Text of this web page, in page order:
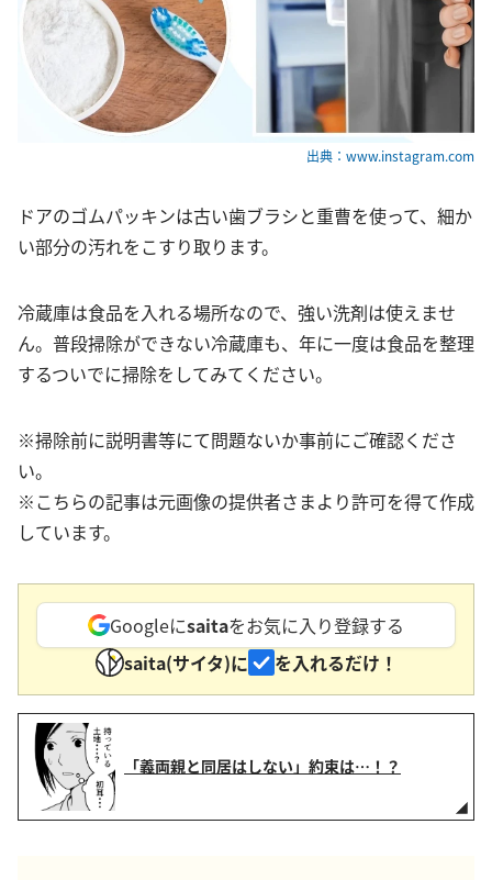
出典：www.instagram.com
ドアのゴムパッキンは古い歯ブラシと重曹を使って、細か
い部分の汚れをこすり取ります。
冷蔵庫は食品を入れる場所なので、強い洗剤は使えませ
ん。普段掃除ができない冷蔵庫も、年に一度は食品を整理
するついでに掃除をしてみてください。
※掃除前に説明書等にて問題ないか事前にご確認くださ
い。
※こちらの記事は元画像の提供者さまより許可を得て作成
しています。
Googleにsaitaをお気に入り登録する
saita(サイタ)に
を入れるだけ！
「義両親と同居はしない」約束は…！？